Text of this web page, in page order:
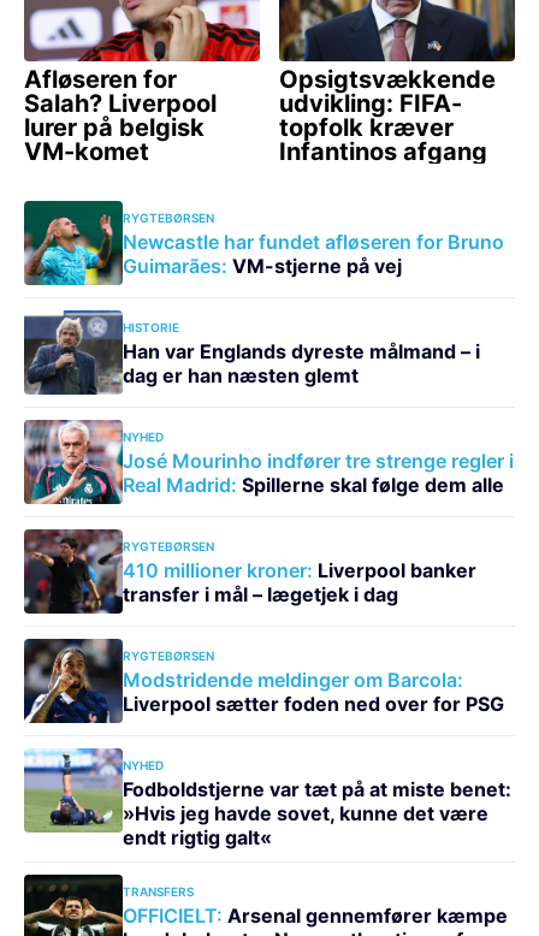
RYGTEBØRSEN
Newcastle har fundet afløseren for Bruno
Guimarães: VM-stjerne på vej
HISTORIE
Han var Englands dyreste målmand – i
dag er han næsten glemt
NYHED
José Mourinho indfører tre strenge regler i
Real Madrid: Spillerne skal følge dem alle
RYGTEBØRSEN
410 millioner kroner: Liverpool banker
transfer i mål – lægetjek i dag
RYGTEBØRSEN
Modstridende meldinger om Barcola:
Liverpool sætter foden ned over for PSG
NYHED
Fodboldstjerne var tæt på at miste benet:
»Hvis jeg havde sovet, kunne det være
endt rigtig galt«
TRANSFERS
OFFICIELT: Arsenal gennemfører kæmpe